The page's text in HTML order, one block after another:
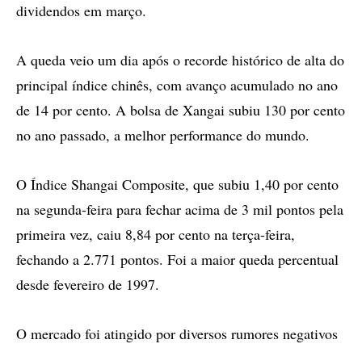
dividendos em março.
A queda veio um dia após o recorde histórico de alta do
principal índice chinês, com avanço acumulado no ano
de 14 por cento. A bolsa de Xangai subiu 130 por cento
no ano passado, a melhor performance do mundo.
O Índice Shangai Composite, que subiu 1,40 por cento
na segunda-feira para fechar acima de 3 mil pontos pela
primeira vez, caiu 8,84 por cento na terça-feira,
fechando a 2.771 pontos. Foi a maior queda percentual
desde fevereiro de 1997.
O mercado foi atingido por diversos rumores negativos